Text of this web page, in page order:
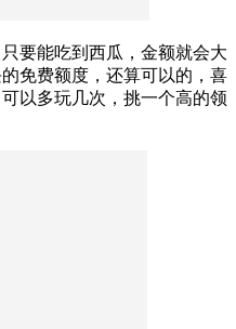
要能吃到西瓜，金额就会大
免费额度，还算可以的，喜
以多玩几次，挑一个高的领